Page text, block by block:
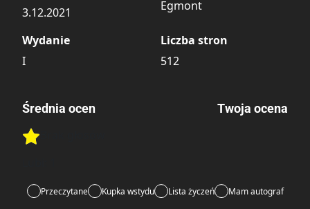
3.12.2021
Egmont
Wydanie
I
Liczba stron
512
Średnia ocen
Rate this item:
Twoja ocena
Przeczytane Kupka wstydu Lista życzeń Mam autograf